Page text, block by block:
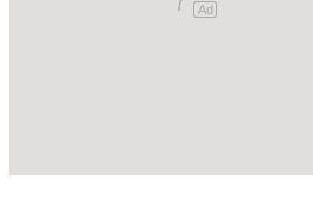
Ad